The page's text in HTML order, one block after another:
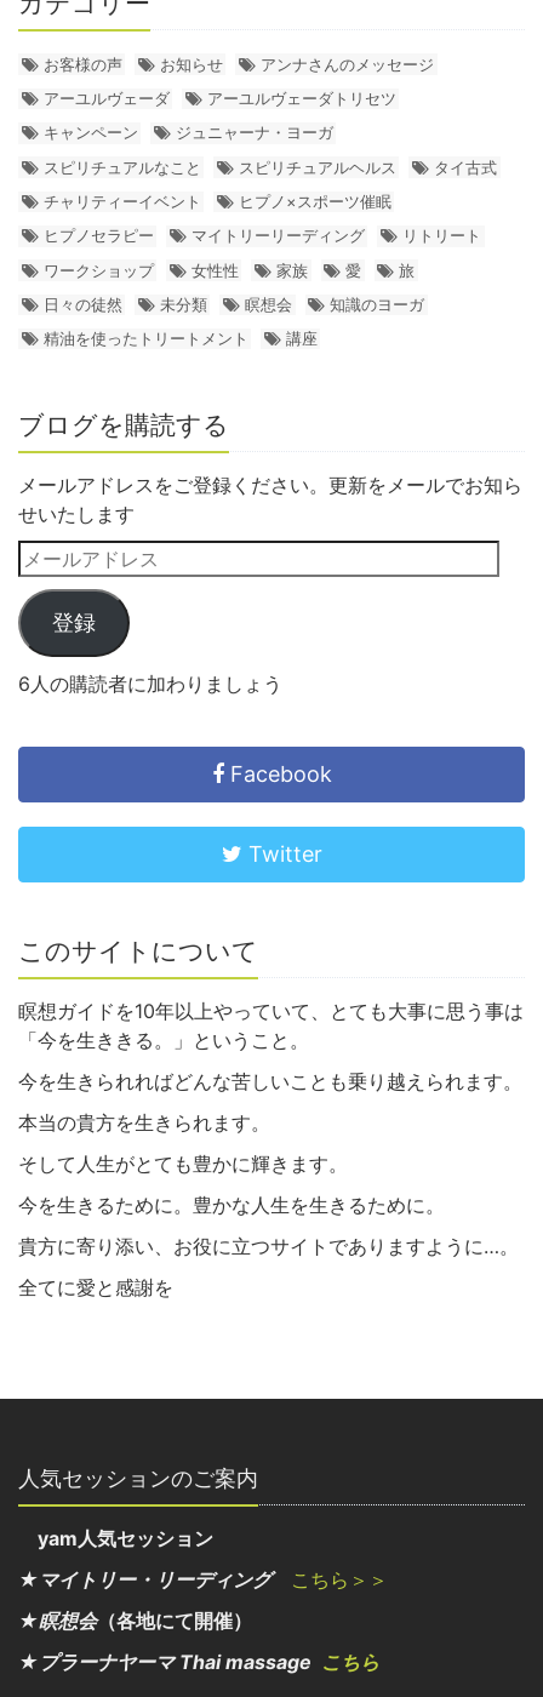
お客様の声 お知らせ
アンナさんのメッセージ
アーユルヴェーダ
アーユルヴェーダトリセツ
キャンペーン
ジュニャーナ・ヨーガ
スピリチュアルなこと
スピリチュアルヘルス
タイ古式
チャリティーイベント
ヒプノ×スポーツ催眠
ヒプノセラピー
マイトリーリーディング
リトリート
ワークショップ
女性性 家族 愛
旅
日々の徒然
未分類 瞑想会
知識のヨーガ
精油を使ったトリートメント
講座
ブログを購読する
メールアドレスをご登録ください。更新をメールでお知ら
せいたします
登録
6人の購読者に加わりましょう
Facebook
Twitter
このサイトについて
瞑想ガイドを10年以上やっていて、とても大事に思う事は
「今を生ききる。」ということ。
今を生きられればどんな苦しいことも乗り越えられます。
本当の貴方を生きられます。
そして人生がとても豊かに輝きます。
今を生きるために。豊かな人生を生きるために。
貴方に寄り添い、お役に立つサイトでありますように…。
全てに愛と感謝を
人気セッションのご案内
yam人気セッション
★マイトリー・リーディング
こちら＞＞
★瞑想会（各地にて開催）
★プラーナヤーマ Thai massage こちら